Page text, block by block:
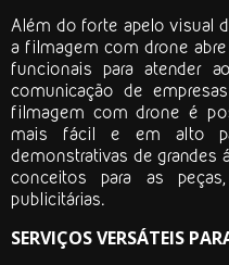
Além do forte apelo visual
a filmagem com drone
funcionais para atender
comunicação de
filmagem com drone é
mais fácil e em alto
demonstrativas de grandes
conceitos para as
publicitárias.
SERVIÇOS VERSÁTEIS